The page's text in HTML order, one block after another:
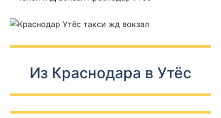
Из Краснодара в Утёс